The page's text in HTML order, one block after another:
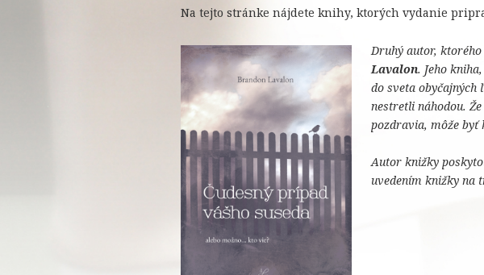
Na tejto stránke nájdete knihy, ktorých vydanie
Druhý autor,
Lavalon. Jeho
do sveta obyčajných
nestretli náhodou.
pozdravia, môže byť
Autor knižky
uvedením knižky na